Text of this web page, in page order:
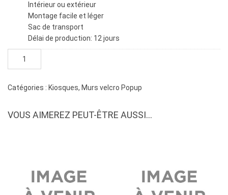
Intérieur ou extérieur
Montage facile et léger
Sac de transport
Délai de production: 12 jours
velcro
10'
Catégories : Kiosques, Murs velcro Popup
VOUS AIMEREZ PEUT-ÊTRE AUSSI…